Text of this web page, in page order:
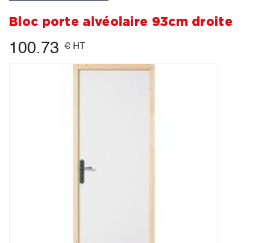
Bloc porte alvéolaire 93cm droite
100.73 € HT